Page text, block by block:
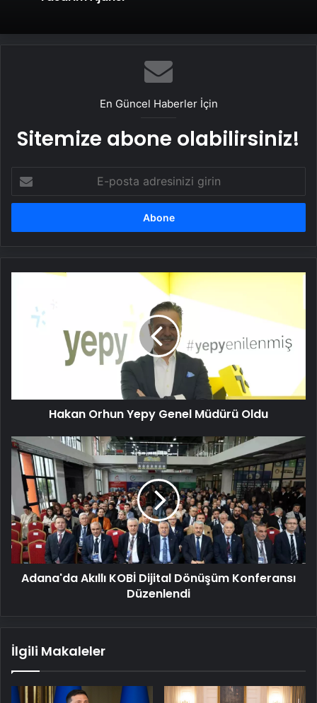
En Güncel Haberler İçin
Sitemize abone olabilirsiniz!
posta
adresinizi
Genel
Hakan Orhun Yepy Genel Müdürü Oldu
Adana'da
Akıllı
KOBİ
Dijital
Dönüşüm
Konferansı
Düzenlendi
Adana'da Akıllı KOBİ Dijital Dönüşüm Konferansı
Düzenlendi
İlgili Makaleler